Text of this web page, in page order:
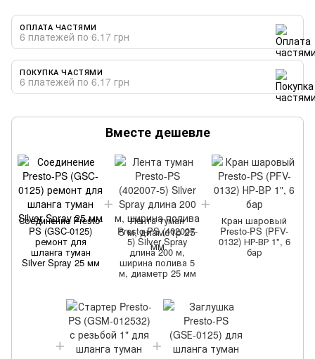
ОПЛАТА ЧАСТЯМИ
6 платежей по 6.17 грн
ПОКУПКА ЧАСТЯМИ
6 платежей по 6.17 грн
Вместе дешевле
Соединение Presto-
PS (GSC-0125)
ремонт для
шланга туман
Silver Spray 25 мм
Лента туман
Presto-PS (402007-
5) Silver Spray
длина 200 м,
ширина полива 5
м, диаметр 25 мм
Кран шаровый
Presto-PS (PFV-
0132) НР-ВР 1", 6
бар